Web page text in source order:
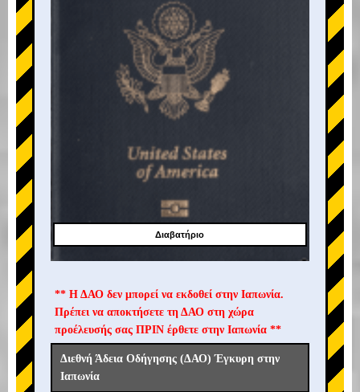
Διαβατήριο
** Η ΔΑΟ δεν μπορεί να εκδοθεί στην Ιαπωνία.
Πρέπει να αποκτήσετε τη ΔΑΟ στη χώρα
προέλευσής σας ΠΡΙΝ έρθετε στην Ιαπωνία **
Διεθνή Άδεια Οδήγησης (ΔΑΟ) Έγκυρη στην
Ιαπωνία